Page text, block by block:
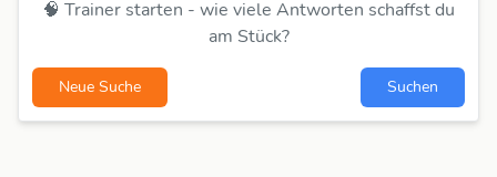
🧠 Trainer starten - wie viele Antworten schaffst du
am Stück?
Neue Suche Suchen